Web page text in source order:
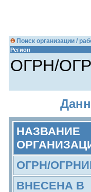
Поиск организации /
Регион
ОГРН/
НАЗВАНИЕ
ОГРН/
ВНЕСЕНА В